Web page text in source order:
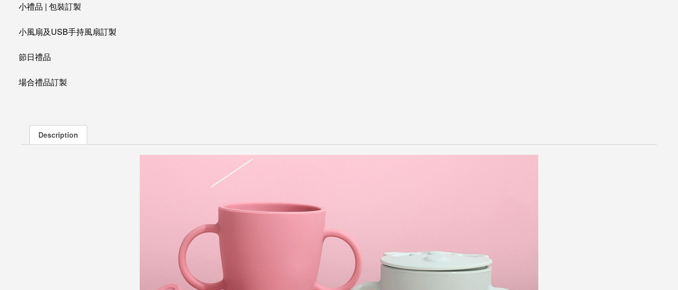
小禮品 | 包裝訂製
小風扇及USB手持風扇訂製
節日禮品
場合禮品訂製
Description